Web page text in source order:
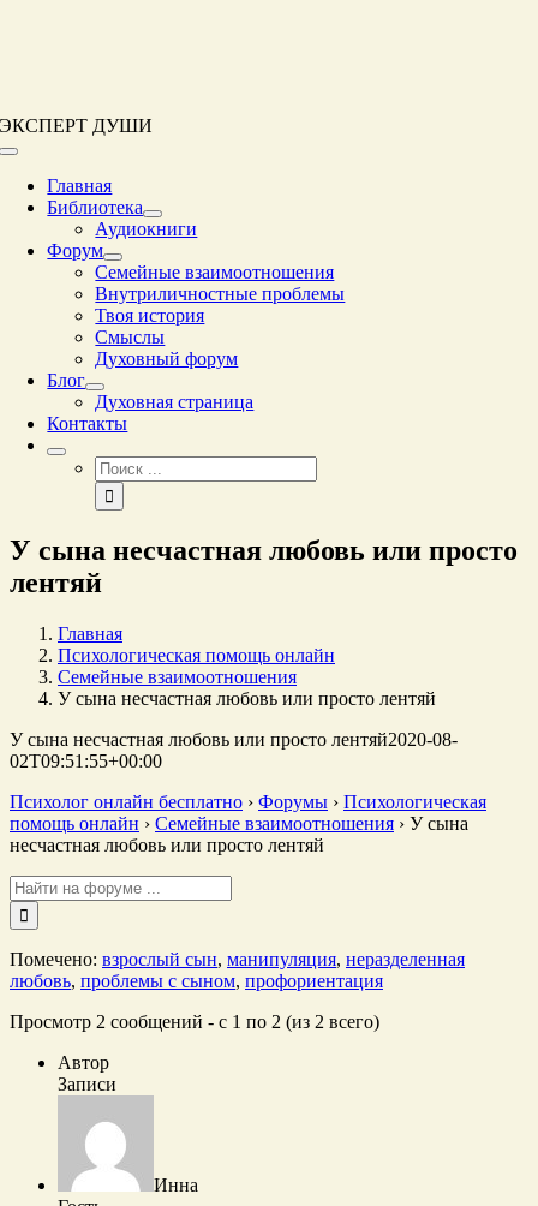
ЭКСПЕРТ ДУШИ
Переключение
навигацииГлавная
Библиотека
Аудиокниги
Форум
Семейные взаимоотношения
Внутриличностные проблемы
Твоя история
Смыслы
Духовный форум
Блог
Духовная страница
Контакты
Результат
поиска:
У сына несчастная любовь или просто
лентяй
Главная
Психологическая помощь онлайн
Семейные взаимоотношения
У сына несчастная любовь или просто лентяй
У сына несчастная любовь или просто лентяй2020-08-
02T09:51:55+00:00
Психолог онлайн бесплатно › Форумы › Психологическая
помощь онлайн › Семейные взаимоотношения › У сына
несчастная любовь или просто лентяй
Поиск:
Помечено: взрослый сын, манипуляция, неразделенная
любовь, проблемы с сыном, профориентация
Просмотр 2 сообщений - с 1 по 2 (из 2 всего)
Автор
Записи
Инна